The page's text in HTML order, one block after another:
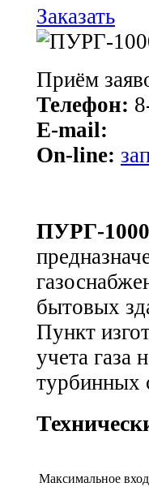
Заказать
Приём
Телефон:
E-mail:
On-line:
ПУРГ-1000
бытовых
Пункт
учета газа
турбинных
Максимальное